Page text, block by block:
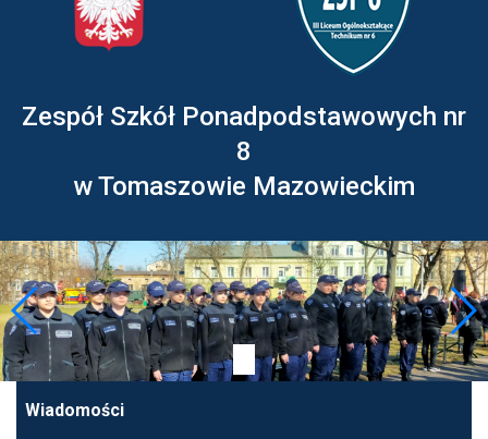
Zespół Szkół Ponadpodstawowych nr
8
w Tomaszowie Mazowieckim
Wiadomości